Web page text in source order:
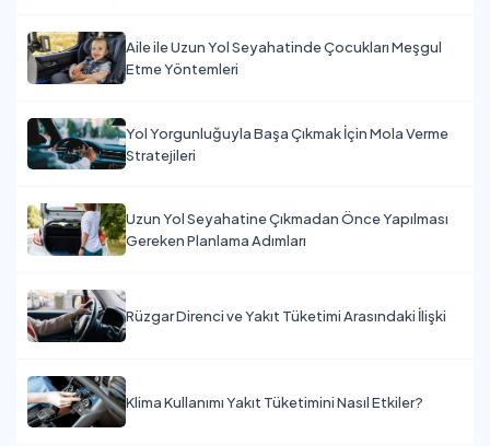
Aile ile Uzun Yol Seyahatinde Çocukları Meşgul
Etme Yöntemleri
Yol Yorgunluğuyla Başa Çıkmak İçin Mola Verme
Stratejileri
Uzun Yol Seyahatine Çıkmadan Önce Yapılması
Gereken Planlama Adımları
Rüzgar Direnci ve Yakıt Tüketimi Arasındaki İlişki
Klima Kullanımı Yakıt Tüketimini Nasıl Etkiler?